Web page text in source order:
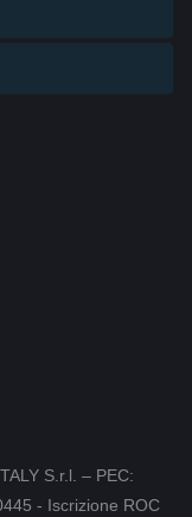
S.r.l. – PEC:
- Iscrizione ROC